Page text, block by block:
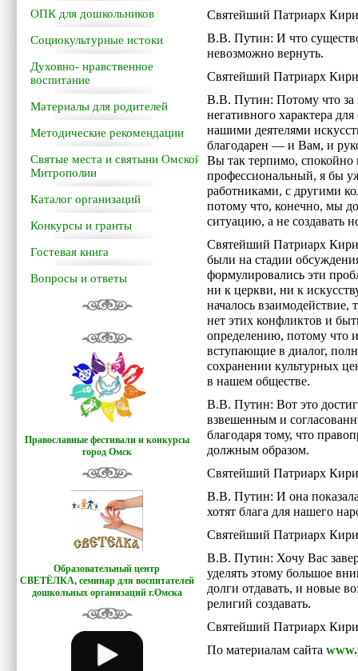
ОПК для дошкольников
Социокультурные истоки
Духовно- нравственное
воспитание
Материалы для родителей
Методические рекомендации
Святые места и святыни Омской
Митрополии
Каталог организаций
Конкурсы и гранты
Гостевая книга
Вопросы и ответы
Православные фестивали и конкурсы
город Омск
Образовательный центр
СВЕТЁЛКА, семинар для воспитателей
дошкольных организаций г.Омска
Святейший Патриарх
В.В. Путин: И что
невозможно вернуть.
Святейший Патриарх
В.В. Путин: Потому что за
негативного характера
нашими деятелями
благодарен — и Вам, и
Вы так терпимо, спокойно
профессиональный, я бы
работниками, с другими
потому что, конечно, мы
ситуацию, а не создавать
Святейший Патриарх
были на стадии
формулировались эти
ни к церкви, ни к
началось взаимодействие,
нет этих конфликтов и
определению, потому что
вступающие в диалог,
сохранении культурных
в нашем обществе.
В.В. Путин: Вот это
взвешенным и
благодаря тому, что
должным образом.
Святейший Патриарх
В.В. Путин: И она
хотят блага для нашего
Святейший Патриарх
В.В. Путин: Хочу Вас
уделять этому большое
долги отдавать, и новые
религий создавать.
Святейший Патриарх
По материалам сайта